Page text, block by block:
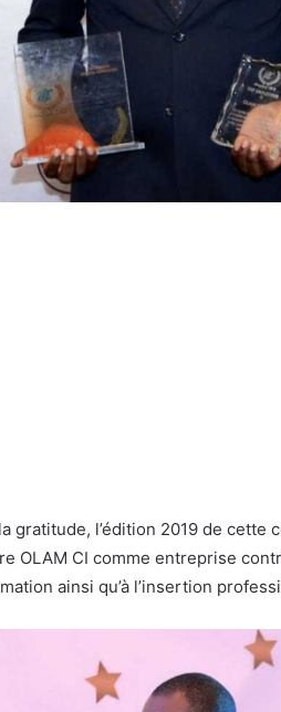
gratitude, l’édition 2019 de cette
OLAM CI comme entreprise
ainsi qu’à l’insertion